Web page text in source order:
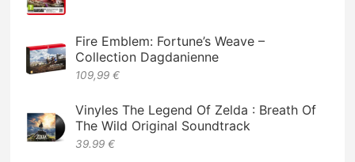
Fire Emblem: Fortune’s Weave –
Collection Dagdanienne
109,99 €
Vinyles The Legend Of Zelda : Breath Of
The Wild Original Soundtrack
39.99 €